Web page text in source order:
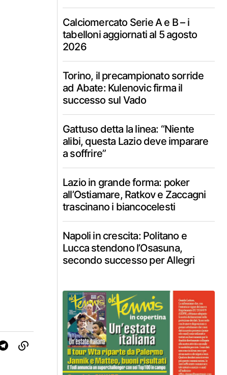
Calciomercato Serie A e B – i
tabelloni aggiornati al 5 agosto
2026
Torino, il precampionato sorride
ad Abate: Kulenovic firma il
successo sul Vado
Gattuso detta la linea: “Niente
alibi, questa Lazio deve imparare
a soffrire”
Lazio in grande forma: poker
all’Ostiamare, Ratkov e Zaccagni
trascinano i biancocelesti
Napoli in crescita: Politano e
Lucca stendono l’Osasuna,
secondo successo per Allegri